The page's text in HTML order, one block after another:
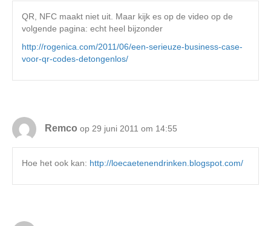
QR, NFC maakt niet uit. Maar kijk es op de video op de
volgende pagina: echt heel bijzonder
http://rogenica.com/2011/06/een-serieuze-business-case-
voor-qr-codes-detongenlos/
Remco op 29 juni 2011 om 14:55
Hoe het ook kan: http://loecaetenendrinken.blogspot.com/